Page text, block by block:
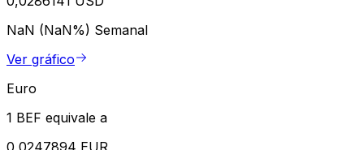
NaN (NaN%) Semanal
Ver gráfico
Euro
1 BEF equivale a